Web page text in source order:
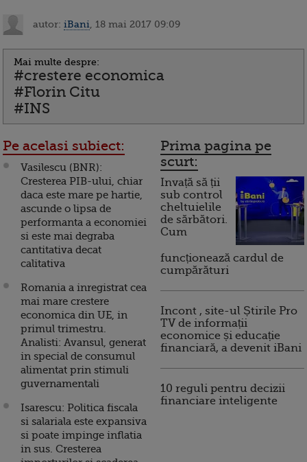
autor: iBani , 18 mai 2017 09:09
Mai multe despre:
#crestere economica
#Florin Citu
#INS
Pe acelasi subiect:
Vasilescu (BNR):
Cresterea PIB-ului, chiar
daca este mare pe hartie,
ascunde o lipsa de
performanta a economiei
si este mai degraba
cantitativa decat
calitativa
Romania a inregistrat cea
mai mare crestere
economica din UE, in
primul trimestru.
Analisti: Avansul, generat
in special de consumul
alimentat prin stimuli
guvernamentali
Isarescu: Politica fiscala
si salariala este expansiva
si poate impinge inflatia
in sus. Cresterea
Prima pagina pe
scurt:
Invață să ții
sub control
cheltuielile
de sărbători.
Cum
funcționează cardul de
cumpărături
Incont , site-ul Știrile Pro
TV de informații
economice și educație
financiară, a devenit iBani
10 reguli pentru decizii
financiare inteligente